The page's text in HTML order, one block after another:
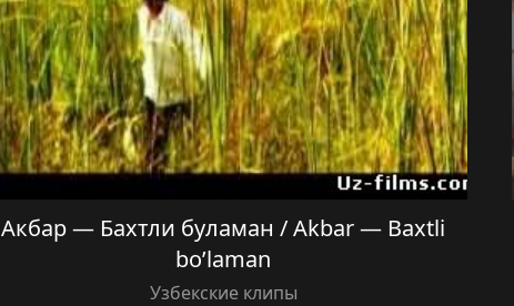
Акбар — Бахтли буламан / Akbar — Baxtli
bo’laman
Узбекские клипы